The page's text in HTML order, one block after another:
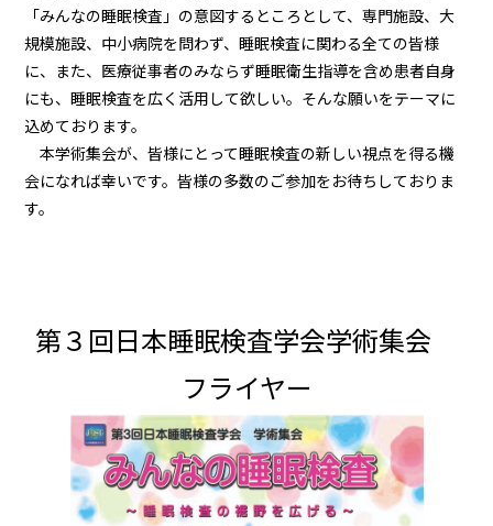
「みんなの睡眠検査」の意図するところとして、専門施設、大
規模施設、中小病院を問わず、睡眠検査に関わる全ての皆様
に、また、医療従事者のみならず睡眠衛生指導を含め患者自身
にも、睡眠検査を広く活用して欲しい。そんな願いをテーマに
込めております。
本学術集会が、皆様にとって睡眠検査の新しい視点を得る機
会になれば幸いです。皆様の多数のご参加をお待ちしておりま
す。
第３回日本睡眠検査学会学術集会
フライヤー